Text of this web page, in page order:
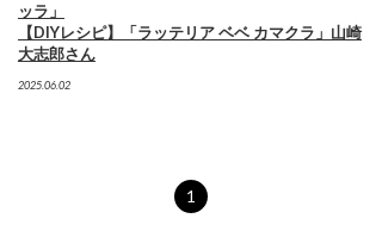
ッラ」
【DIYレシピ】「ラッテリア ベベ カマクラ」山崎
大志郎さん
2025.06.02
1